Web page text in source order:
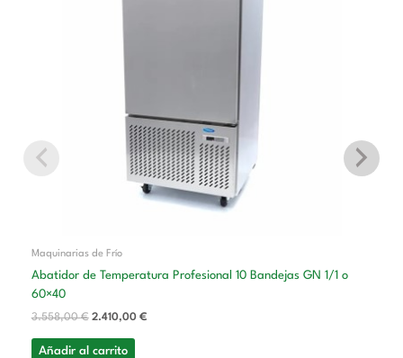
Maquinarias de Frío
Abatidor de Temperatura Profesional 10 Bandejas GN 1/1 o
60×40
3.558,00€ 2.410,00 €
Añadir al carrito